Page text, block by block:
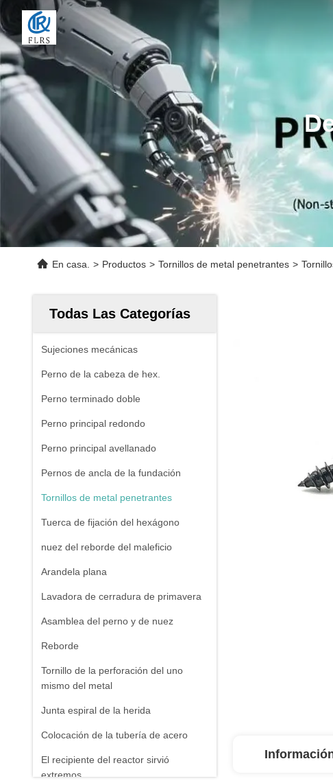
En casa. > Productos > Tornillos de metal penetrantes >
Todas Las Categorías
Sujeciones mecánicas
Perno de la cabeza de hex.
Perno terminado doble
Perno principal redondo
Perno principal avellanado
Pernos de ancla de la fundación
Tornillos de metal penetrantes
Tuerca de fijación del hexágono
nuez del reborde del maleficio
Arandela plana
Lavadora de cerradura de primavera
Asamblea del perno y de nuez
Reborde
Tornillo de la perforación del uno
mismo del metal
Junta espiral de la herida
Colocación de la tubería de acero
El recipiente del reactor sirvió
extremos